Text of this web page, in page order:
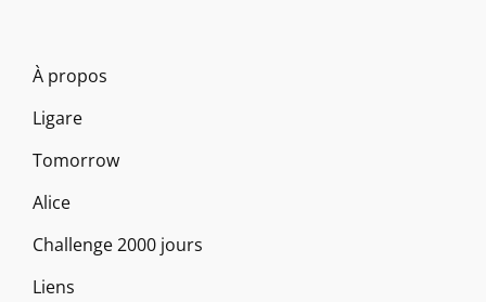
À propos
Ligare
Tomorrow
Alice
Challenge 2000 jours
Liens